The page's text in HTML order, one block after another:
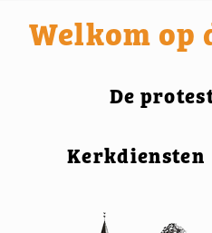
Welkom op
De
Kerkdiensten